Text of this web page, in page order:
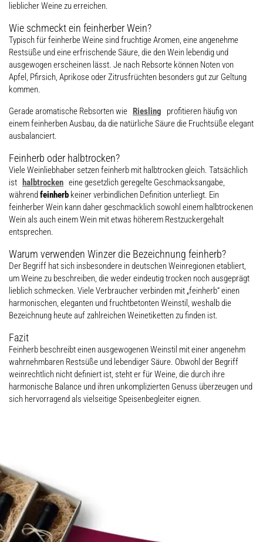
lieblicher Weine zu erreichen.
Wie schmeckt ein feinherber Wein?
Typisch für feinherbe Weine sind fruchtige Aromen, eine angenehme
Restsüße und eine erfrischende Säure, die den Wein lebendig und
ausgewogen erscheinen lässt. Je nach Rebsorte können Noten von
Apfel, Pfirsich, Aprikose oder Zitrusfrüchten besonders gut zur Geltung
kommen.
Gerade aromatische Rebsorten wie Riesling
profitieren häufig von
einem feinherben Ausbau, da die natürliche Säure die Fruchtsüße elegant
ausbalanciert.
Feinherb oder halbtrocken?
Viele Weinliebhaber setzen feinherb mit halbtrocken gleich. Tatsächlich
ist
halbtrocken eine gesetzlich geregelte Geschmacksangabe,
während feinherb keiner verbindlichen Definition unterliegt. Ein
feinherber Wein kann daher geschmacklich sowohl einem halbtrockenen
Wein als auch einem Wein mit etwas höherem Restzuckergehalt
entsprechen.
Warum verwenden Winzer die Bezeichnung feinherb?
Der Begriff hat sich insbesondere in deutschen Weinregionen etabliert,
um Weine zu beschreiben, die weder eindeutig trocken noch ausgeprägt
lieblich schmecken. Viele Verbraucher verbinden mit „feinherb“ einen
harmonischen, eleganten und fruchtbetonten Weinstil, weshalb die
Bezeichnung heute auf zahlreichen Weinetiketten zu finden ist.
Fazit
Feinherb beschreibt einen ausgewogenen Weinstil mit einer angenehm
wahrnehmbaren Restsüße und lebendiger Säure. Obwohl der Begriff
weinrechtlich nicht definiert ist, steht er für Weine, die durch ihre
harmonische Balance und ihren unkomplizierten Genuss überzeugen und
sich hervorragend als vielseitige Speisenbegleiter eignen.